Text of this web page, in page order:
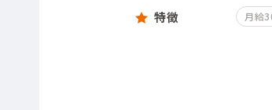
特徴 月給